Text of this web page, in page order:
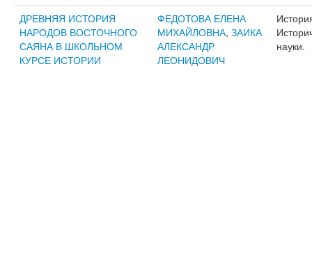
ДРЕВНЯЯ ИСТОРИЯ
НАРОДОВ ВОСТОЧНОГО
САЯНА В ШКОЛЬНОМ
КУРСЕ ИСТОРИИ
ФЕДОТОВА ЕЛЕНА
МИХАЙЛОВНА, ЗАИКА
АЛЕКСАНДР
ЛЕОНИДОВИЧ
науки.